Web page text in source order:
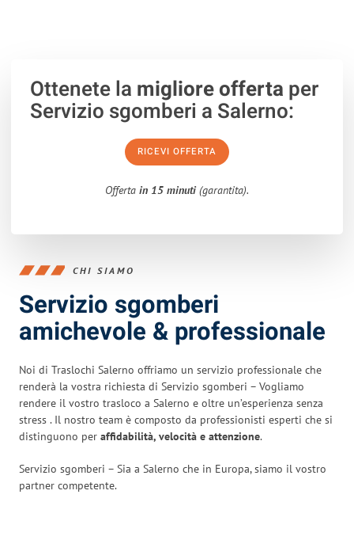
Ottenete la migliore offerta per
Servizio sgomberi a Salerno:
RICEVI OFFERTA
Offerta in 15 minuti (garantita).
CHI SIAMO
Servizio sgomberi
amichevole & professionale
Noi di Traslochi Salerno offriamo un servizio professionale che
renderà la vostra richiesta di Servizio sgomberi – Vogliamo
rendere il vostro trasloco a Salerno e oltre un’esperienza senza
stress . Il nostro team è composto da professionisti esperti che si
distinguono per affidabilità, velocità e attenzione.
Servizio sgomberi – Sia a Salerno che in Europa, siamo il vostro
partner competente.